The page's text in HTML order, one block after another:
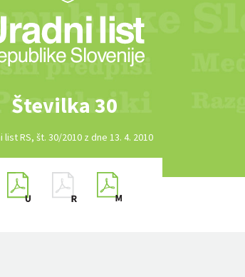
Številka 30
list RS, št. 30/2010 z dne 13. 4. 2010